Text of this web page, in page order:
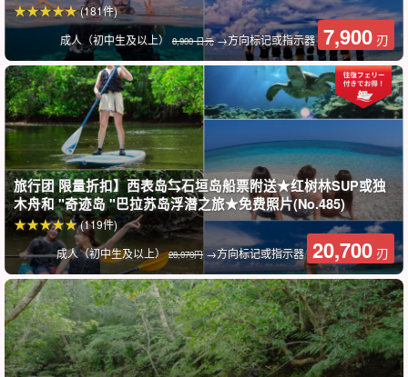
奥米亚河
奥米亚河是一条砂岩溪流，地形起伏非常有趣。
儿童和成人都可以潜入深潭，在天然滑道上嬉戏，尽情享受。
成人（初中生及以上） 8,900 日元→方向标记或指示器 7,900 刃
(181件)
旅行团 限量折扣】西表岛⇆石垣岛船票附送★红树林SUP或独
木舟和 "奇迹岛 "巴拉苏岛浮潜之旅★免费照片(No.485)
成人（初中生及以上）28,070円 →方向标记或指示器 20,700 刃
(119件)